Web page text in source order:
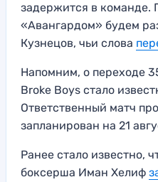
задержится в команде.
«Авангардом» будем
Кузнецов, чьи слова
Напомним, о переходе
Broke Boys стало
Ответственный матч
запланирован на 21
Ранее стало известно,
боксерша Иман Хелиф